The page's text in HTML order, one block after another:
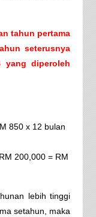
tahun pertama
seterusnya
yang diperoleh
850 x 12 bulan
200,000 = RM
lebih tinggi
setahun, maka